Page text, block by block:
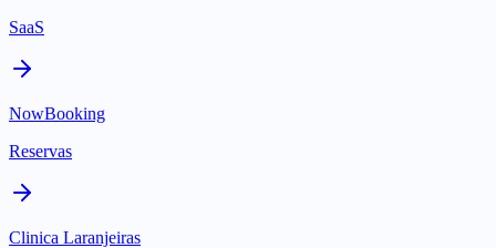
SaaS
NowBooking
Reservas
Clinica Laranjeiras